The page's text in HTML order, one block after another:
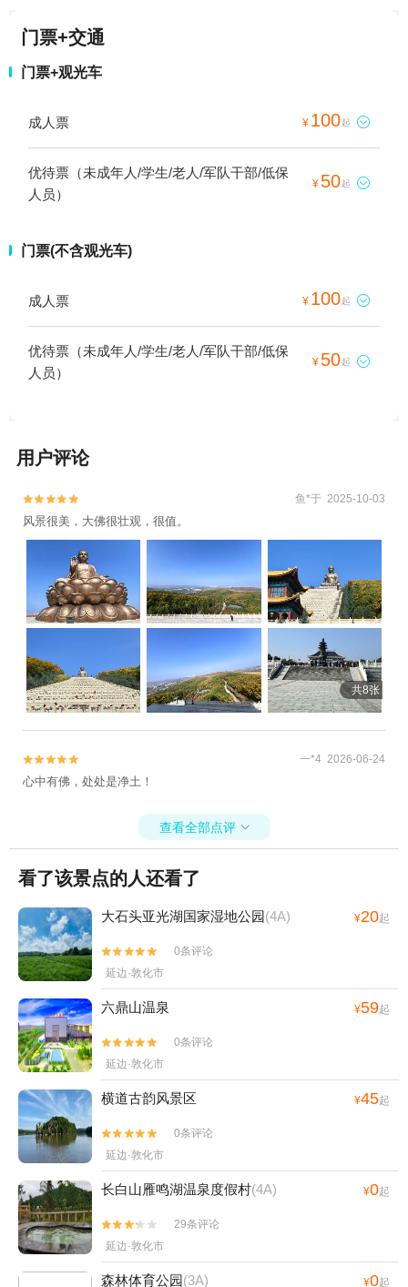
门票+交通
门票+观光车
成人票 ¥ 100起 
优待票（未成年人/学生/老人/军队干部/低保
人员）
¥ 50起 
门票(不含观光车)
成人票 ¥ 100起 
优待票（未成年人/学生/老人/军队干部/低保
人员）
¥ 50起 
用户评论

 鱼*于 2025-10-03
风景很美，大佛很壮观，很值。
共8张

 一*4 2026-06-24
心中有佛，处处是净土！
查看全部点评 
看了该景点的人还看了
大石头亚光湖国家湿地公园(4A) ¥20起


0条评论
延边·敦化市
六鼎山温泉 ¥59起


0条评论
延边·敦化市
横道古韵风景区 ¥45起


0条评论
延边·敦化市
长白山雁鸣湖温泉度假村(4A) ¥0起


29条评论
延边·敦化市
森林体育公园(3A) ¥0起